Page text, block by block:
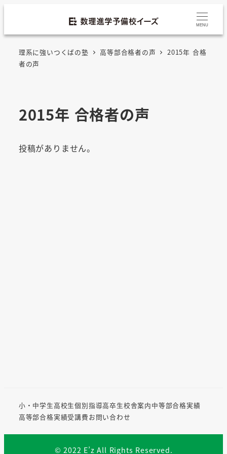
MENU
理系に強いつくばの塾 高等部合格者の声
2015年 合格
者の声
2015年 合格者の声
投稿がありません。
小・中学生高校生個別指導高卒生校舎案内中等部合格実績
高等部合格実績受講費お問い合わせ
© 2022 E’z All Rights Reserved.